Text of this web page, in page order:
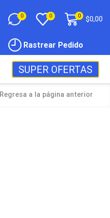
0 0 0 $0,00
Rastrear Pedido
SUPER OFERTAS
Regresa a la página anterior